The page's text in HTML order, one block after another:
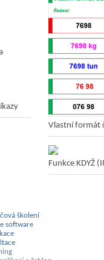
Vlastní formát
Funkce KDYŽ
školení
software